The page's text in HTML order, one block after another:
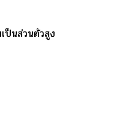
ป็นส่วนตัวสูง